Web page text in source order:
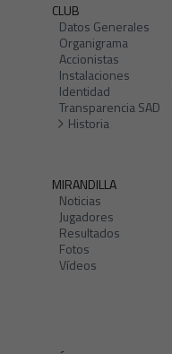
CLUB
Datos Generales
Organigrama
Accionistas
Instalaciones
Identidad
Transparencia SAD
Historia
MIRANDILLA
Noticias
Jugadores
Resultados
Fotos
Vídeos